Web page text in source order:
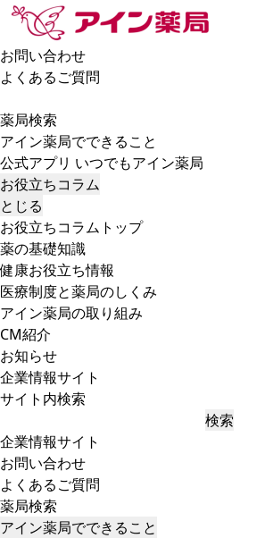
お問い合わせ
よくあるご質問
薬局検索
アイン薬局でできること
公式アプリ いつでもアイン薬局
お役立ちコラム
とじる
お役立ちコラムトップ
薬の基礎知識
健康お役立ち情報
医療制度と薬局のしくみ
アイン薬局の取り組み
CM紹介
お知らせ
企業情報サイト
サイト内検索
検索
企業情報サイト
お問い合わせ
よくあるご質問
薬局検索
アイン薬局でできること